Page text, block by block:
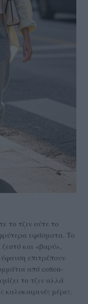
το τζιν ούτε το
υφάσματα. Το
ζεστό και «βαρύ»,
επιτρέπουν
από cotton-
το τζιν αλλά
καλοκαιρινές μέρες.